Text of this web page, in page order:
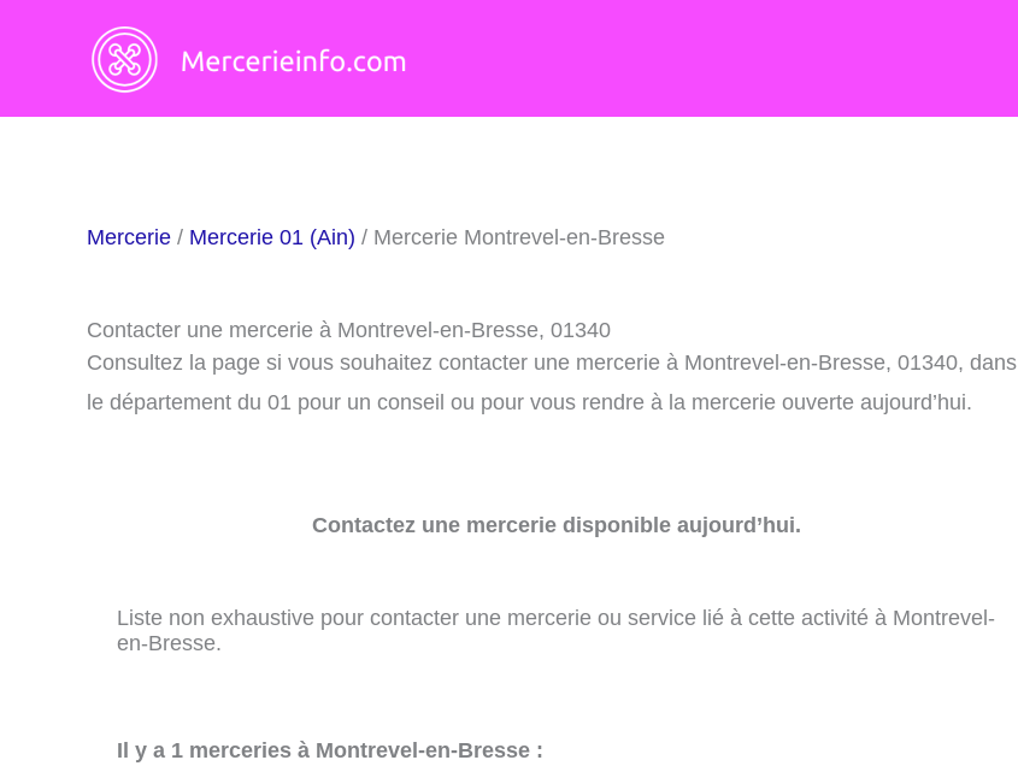
Mercerie / Mercerie 01 (Ain) / Mercerie Montrevel-en-Bresse
Contacter une mercerie à Montrevel-en-Bresse, 01340
Consultez la page si vous souhaitez contacter une mercerie à Montrevel-en-Bresse, 01340, dans
le département du 01 pour un conseil ou pour vous rendre à la mercerie ouverte aujourd’hui.
Contactez une mercerie disponible aujourd’hui.
Liste non exhaustive pour contacter une mercerie ou service lié à cette activité à Montrevel-
en-Bresse.
Il y a 1 merceries à Montrevel-en-Bresse :